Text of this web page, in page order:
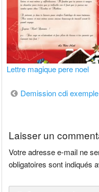
Lettre magique pere noel
Navigation
Demission cdi exemple
Laisser un
Votre adresse e-mail ne
obligatoires sont indiqués